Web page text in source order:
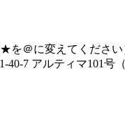
＠に変えてください
7 アルティマ101号（